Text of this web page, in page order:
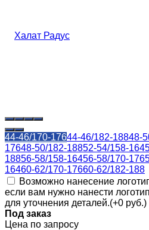
44-46/170-17644-46/182-18848-
17648-50/182-18852-54/158-164
18856-58/158-16456-58/170-176
16460-62/170-17660-62/182-188
Возможно нанесение
если вам нужно нанести
для уточнения деталей.(+0 руб.)
Под заказ
Цена по запросу